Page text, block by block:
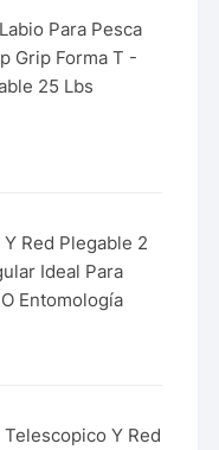
Para Pesca
Grip Forma T -
25 Lbs
Red Plegable 2
Ideal Para
Entomología
Y Red